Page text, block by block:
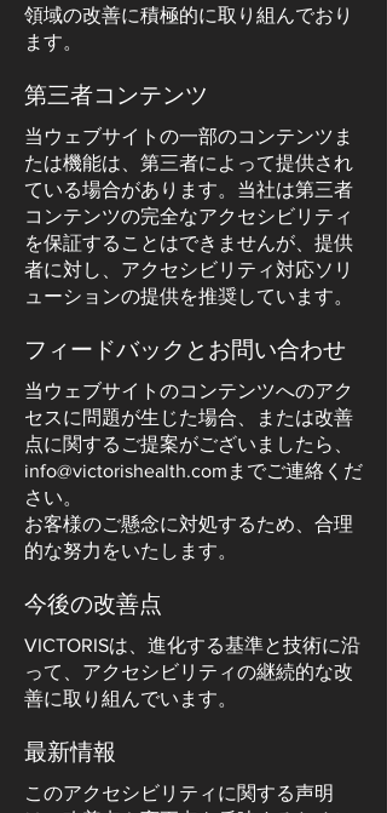
領域の改善に積極的に取り組んでおり
ます。
第三者コンテンツ
当ウェブサイトの一部のコンテンツま
たは機能は、第三者によって提供され
ている場合があります。当社は第三者
コンテンツの完全なアクセシビリティ
を保証することはできませんが、提供
者に対し、アクセシビリティ対応ソリ
ューションの提供を推奨しています。
フィードバックとお問い合わせ
当ウェブサイトのコンテンツへのアク
セスに問題が生じた場合、または改善
点に関するご提案がございましたら、
info@victorishealth.com までご連絡くだ
さい。
お客様のご懸念に対処するため、合理
的な努力をいたします。
今後の改善点
VICTORISは、進化する基準と技術に沿
って、アクセシビリティの継続的な改
善に取り組んでいます。
最新情報
このアクセシビリティに関する声明